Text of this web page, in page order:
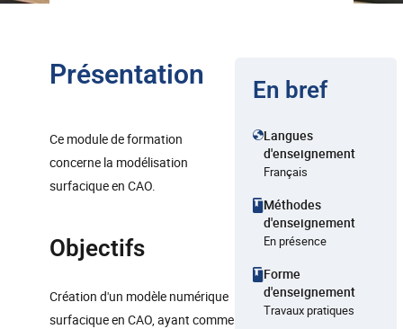
Présentation
Ce module de formation
concerne la modélisation
surfacique en CAO.
Objectifs
Création d'un modèle numérique
surfacique en CAO, ayant comme
En bref
Langues
d'enseignement
Français
Méthodes
d'enseignement
En présence
Forme
d'enseignement
Travaux pratiques